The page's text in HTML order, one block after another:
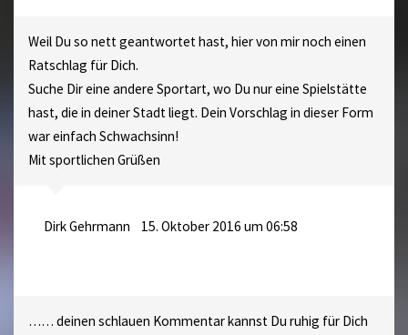
Weil Du so nett geantwortet hast, hier von mir noch einen
Ratschlag für Dich.
Suche Dir eine andere Sportart, wo Du nur eine Spielstätte
hast, die in deiner Stadt liegt. Dein Vorschlag in dieser Form
war einfach Schwachsinn!
Mit sportlichen Grüßen
Dirk Gehrmann 15. Oktober 2016 um 06:58
…… deinen schlauen Kommentar kannst Du ruhig für Dich